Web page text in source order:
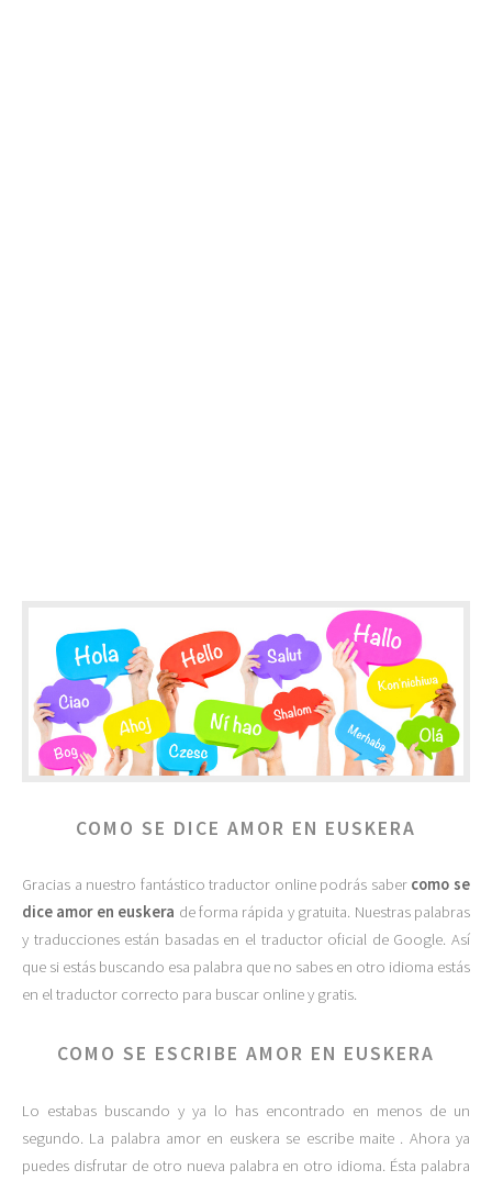
COMO SE DICE AMOR EN EUSKERA
Gracias a nuestro fantástico traductor online podrás saber como se
dice amor en euskera de forma rápida y gratuita. Nuestras palabras
y traducciones están basadas en el traductor oficial de Google. Así
que si estás buscando esa palabra que no sabes en otro idioma estás
en el traductor correcto para buscar online y gratis.
COMO SE ESCRIBE AMOR EN EUSKERA
Lo estabas buscando y ya lo has encontrado en menos de un
segundo. La palabra amor en euskera se escribe maite . Ahora ya
puedes disfrutar de otro nueva palabra en otro idioma. Ésta palabra